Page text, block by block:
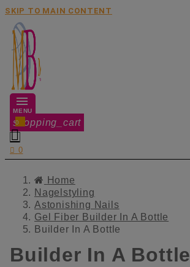
SKIP TO MAIN CONTENT
MENU
shopping_cart
0

 0
Home
Nagelstyling
Astonishing Nails
Gel Fiber Builder In A Bottle
Builder In A Bottle
Builder In A Bottle